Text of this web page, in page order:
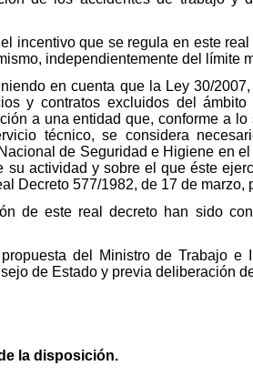
incentivo que se regula en este
independientemente del límite
en cuenta que la Ley 30/
y contratos excluidos del
a una entidad que, conforme a
técnico, se considera
de Seguridad e Higiene en
su actividad y sobre el que éste
Decreto 577/1982, de 17 de
de este real decreto han sido
del Ministro de Trabajo
de Estado y previa deliberación
la disposición.